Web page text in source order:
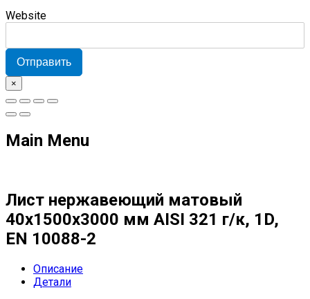
Website
Отправить
×
Main Menu
Лист нержавеющий матовый
40х1500х3000 мм AISI 321 г/к, 1D,
EN 10088-2
Описание
Детали